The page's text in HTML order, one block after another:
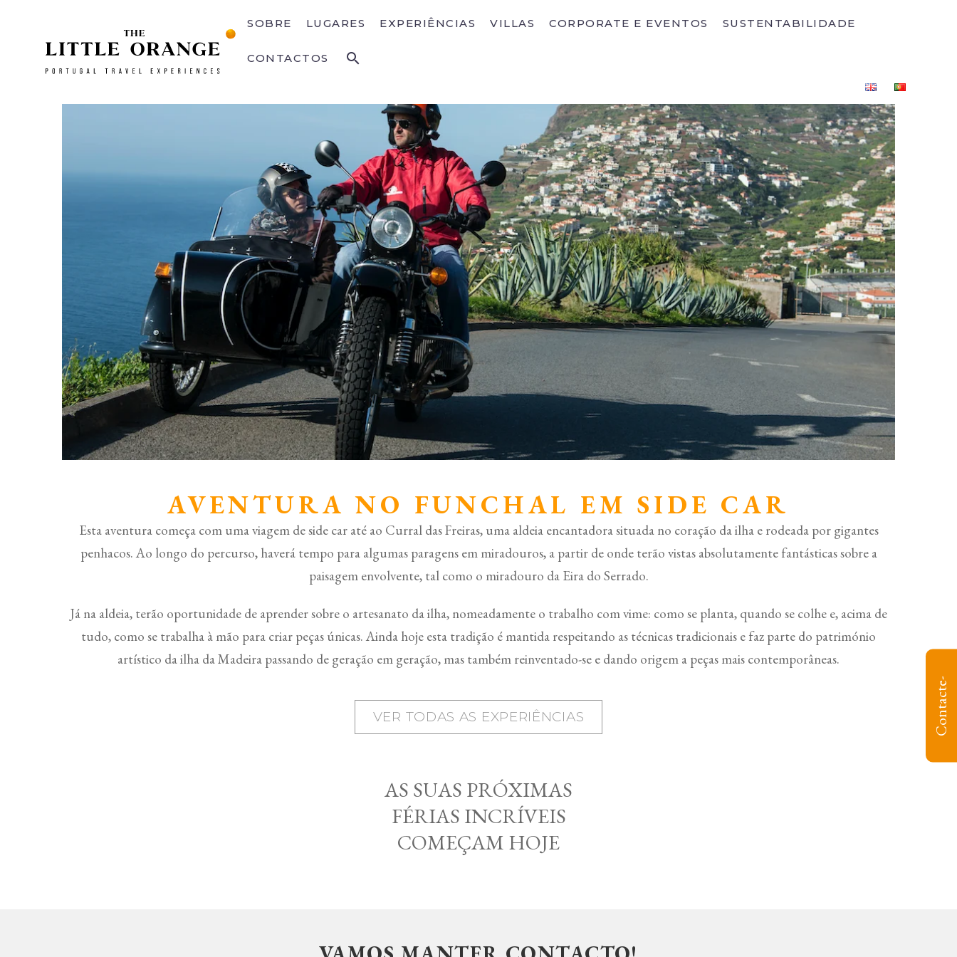
SOBRE LUGARES EXPERIÊNCIAS VILLAS CORPORATE E EVENTOS SUSTENTABILIDADE
CONTACTOS
C
o
n
t
a
c
t
e
-
n
o
AVENTURA NO FUNCHAL EM SIDE CAR
Esta aventura começa com uma viagem de side car até ao Curral das Freiras, uma aldeia encantadora situada no coração da ilha e rodeada por gigantes
penhacos. Ao longo do percurso, haverá tempo para algumas paragens em miradouros, a partir de onde terão vistas absolutamente fantásticas sobre a
paisagem envolvente, tal como o miradouro da Eira do Serrado.
Já na aldeia, terão oportunidade de aprender sobre o artesanato da ilha, nomeadamente o trabalho com vime: como se planta, quando se colhe e, acima de
tudo, como se trabalha à mão para criar peças únicas. Ainda hoje esta tradição é mantida respeitando as técnicas tradicionais e faz parte do património
artístico da ilha da Madeira passando de geração em geração, mas também reinventado-se e dando origem a peças mais contemporâneas.
VER TODAS AS EXPERIÊNCIAS
AS SUAS PRÓXIMAS
FÉRIAS INCRÍVEIS
COMEÇAM HOJE